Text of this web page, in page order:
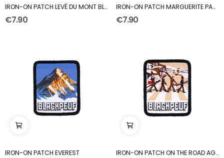
IRON-ON PATCH LEVÉ DU MONT BLANC
€7.90
IRON-ON PATCH MARGUERITE PARTY
€7.90
IRON-ON PATCH EVEREST IRON-ON PATCH ON THE ROAD AGAIN